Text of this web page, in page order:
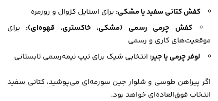
کفش کتانی سفید یا مشکی: برای استایل کژوال و روزمره
کفش چرمی رسمی (مشکی، خاکستری، قهوه‌ای): برای
موقعیت‌های کاری و رسمی
لوفر چرمی یا جیر: انتخابی شیک برای تیپ نیمه‌رسمی تابستانی
اگر پیراهن طوسی و شلوار جین سورمه‌ای می‌پوشید، کتانی سفید
انتخاب فوق‌العاده‌ای خواهد بود.